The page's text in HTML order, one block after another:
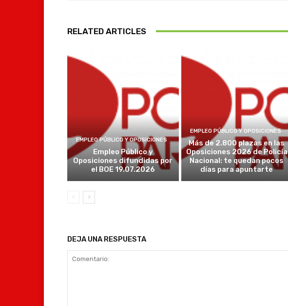
RELATED ARTICLES
EMPLEO PÚBLICO Y OPOSICIONES
Empleo Público y
Oposiciones difundidas por
el BOE 19.07.2026
EMPLEO PÚBLICO Y OPOSICIONES
Más de 2.800 plazas en las
Oposiciones 2026 de Policía
Nacional: te quedan pocos
días para apuntarte
DEJA UNA RESPUESTA